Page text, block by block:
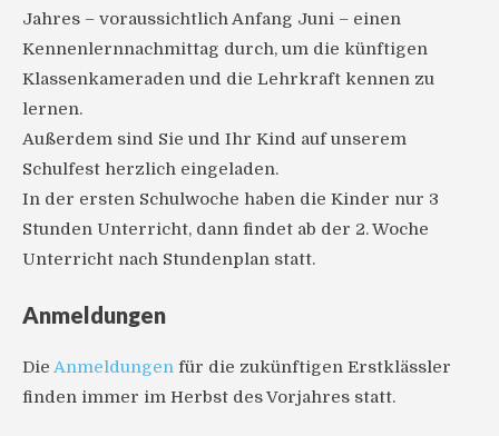
Jahres – voraussichtlich Anfang Juni – einen
Kennenlernnachmittag durch, um die künftigen
Klassenkameraden und die Lehrkraft kennen zu
lernen.
Außerdem sind Sie und Ihr Kind auf unserem
Schulfest herzlich eingeladen.
In der ersten Schulwoche haben die Kinder nur 3
Stunden Unterricht, dann findet ab der 2. Woche
Unterricht nach Stundenplan statt.
Anmeldungen
Die Anmeldungen für die zukünftigen Erstklässler
finden immer im Herbst des Vorjahres statt.